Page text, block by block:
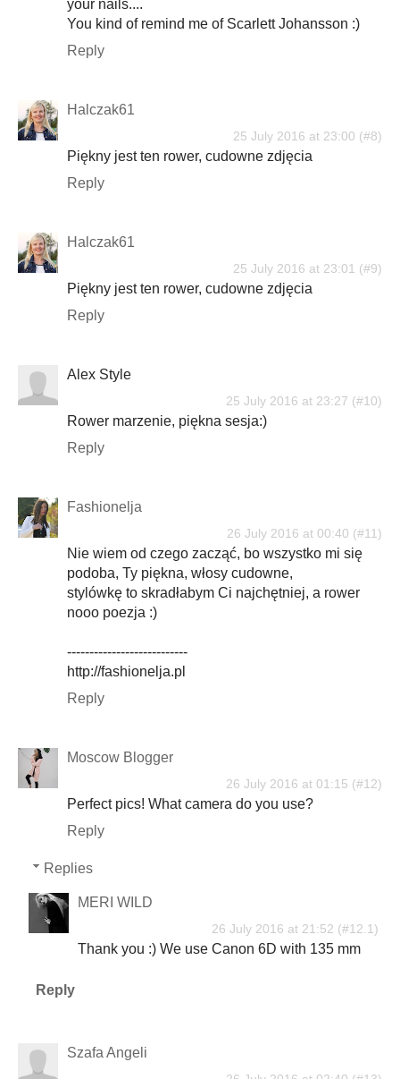
your nails....
You kind of remind me of Scarlett Johansson :)
Reply
Halczak61
25 July 2016 at 23:00
Piękny jest ten rower, cudowne zdjęcia
Reply
Halczak61
25 July 2016 at 23:01
Piękny jest ten rower, cudowne zdjęcia
Reply
Alex Style
25 July 2016 at 23:27
Rower marzenie, piękna sesja:)
Reply
Fashionelja
26 July 2016 at 00:40
Nie wiem od czego zacząć, bo wszystko mi się
podoba, Ty piękna, włosy cudowne,
stylówkę to skradłabym Ci najchętniej, a rower
nooo poezja :)
---------------------------
http://fashionelja.pl
Reply
Moscow Blogger
26 July 2016 at 01:15
Perfect pics! What camera do you use?
Reply
Replies
MERI WILD
26 July 2016 at 21:52
Thank you :) We use Canon 6D with 135 mm
Reply
Szafa Angeli